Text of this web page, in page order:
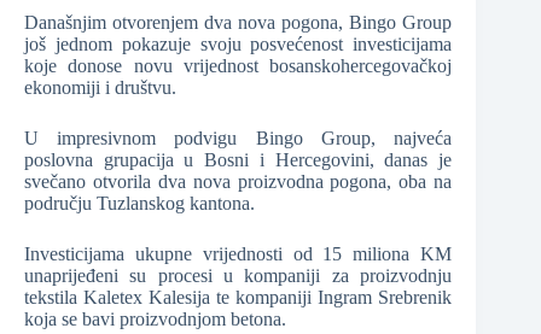
Današnjim otvorenjem dva nova pogona, Bingo Group
još jednom pokazuje svoju posvećenost investicijama
koje donose novu vrijednost bosanskohercegovačkoj
ekonomiji i društvu.
U impresivnom podvigu Bingo Group, najveća
poslovna grupacija u Bosni i Hercegovini, danas je
svečano otvorila dva nova proizvodna pogona, oba na
području Tuzlanskog kantona.
Investicijama ukupne vrijednosti od 15 miliona KM
unaprijeđeni su procesi u kompaniji za proizvodnju
tekstila Kaletex Kalesija te kompaniji Ingram Srebrenik
koja se bavi proizvodnjom betona.